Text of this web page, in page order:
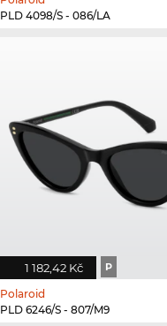
PLD 4098/S - 086/LA
1 182,42 Kč P
Polaroid
PLD 6246/S - 807/M9